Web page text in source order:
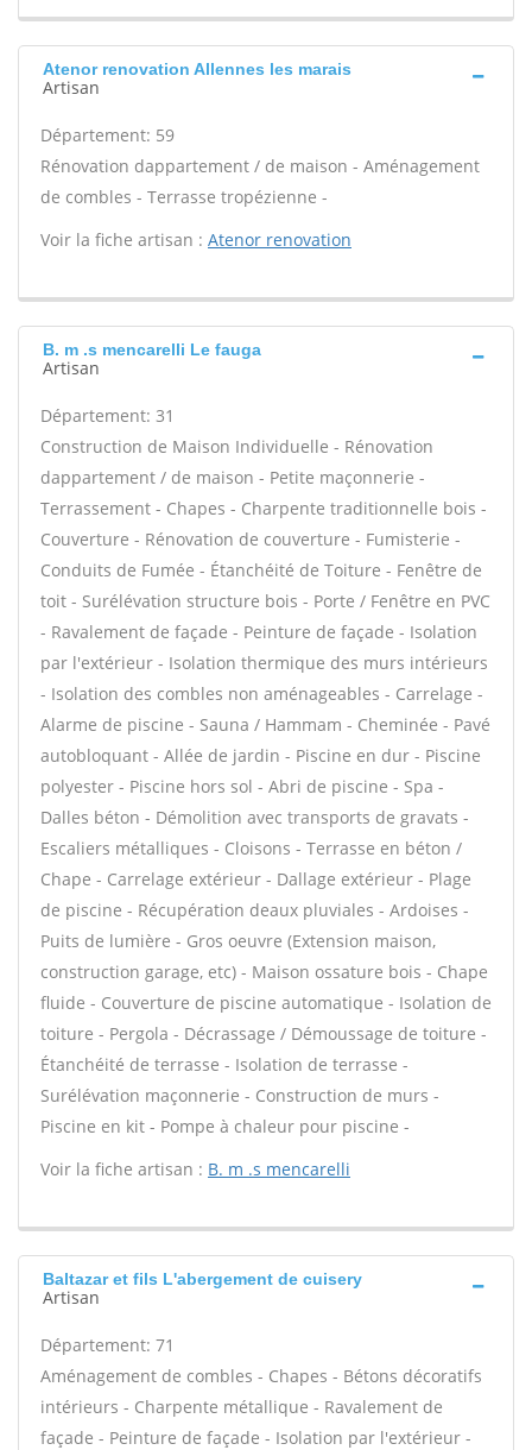
Atenor renovation Allennes les marais
Artisan
Département: 59
Rénovation dappartement / de maison - Aménagement
de combles - Terrasse tropézienne -
Voir la fiche artisan : Atenor renovation
B. m .s mencarelli Le fauga
Artisan
Département: 31
Construction de Maison Individuelle - Rénovation
dappartement / de maison - Petite maçonnerie -
Terrassement - Chapes - Charpente traditionnelle bois -
Couverture - Rénovation de couverture - Fumisterie -
Conduits de Fumée - Étanchéité de Toiture - Fenêtre de
toit - Surélévation structure bois - Porte / Fenêtre en PVC
- Ravalement de façade - Peinture de façade - Isolation
par l'extérieur - Isolation thermique des murs intérieurs
- Isolation des combles non aménageables - Carrelage -
Alarme de piscine - Sauna / Hammam - Cheminée - Pavé
autobloquant - Allée de jardin - Piscine en dur - Piscine
polyester - Piscine hors sol - Abri de piscine - Spa -
Dalles béton - Démolition avec transports de gravats -
Escaliers métalliques - Cloisons - Terrasse en béton /
Chape - Carrelage extérieur - Dallage extérieur - Plage
de piscine - Récupération deaux pluviales - Ardoises -
Puits de lumière - Gros oeuvre (Extension maison,
construction garage, etc) - Maison ossature bois - Chape
fluide - Couverture de piscine automatique - Isolation de
toiture - Pergola - Décrassage / Démoussage de toiture -
Étanchéité de terrasse - Isolation de terrasse -
Surélévation maçonnerie - Construction de murs -
Piscine en kit - Pompe à chaleur pour piscine -
Voir la fiche artisan : B. m .s mencarelli
Baltazar et fils L'abergement de cuisery
Artisan
Département: 71
Aménagement de combles - Chapes - Bétons décoratifs
intérieurs - Charpente métallique - Ravalement de
façade - Peinture de façade - Isolation par l'extérieur -